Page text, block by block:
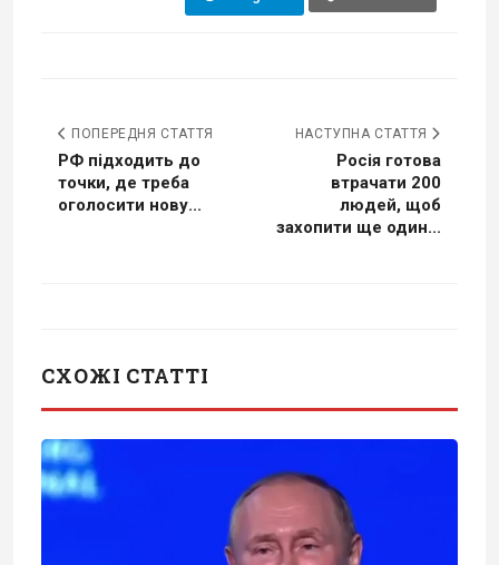
ПОПЕРЕДНЯ СТАТТЯ
РФ підходить до
точки, де треба
оголосити нову...
НАСТУПНА СТАТТЯ
Росія готова
втрачати 200
людей, щоб
захопити ще один...
СХОЖІ СТАТТІ